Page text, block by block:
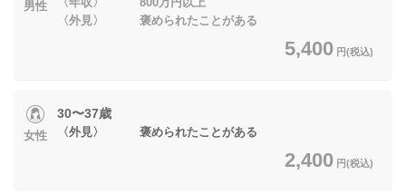
男性
〈外見〉 褒められたことがある
5,400 円(税込)
女性
30〜37歳
〈外見〉 褒められたことがある
2,400 円(税込)